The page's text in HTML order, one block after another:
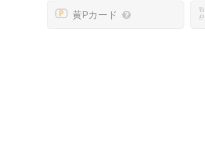
黄Pカード